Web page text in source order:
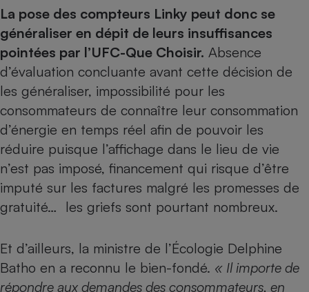
La pose des compteurs Linky peut donc se
généraliser en dépit de leurs insuffisances
pointées par l’UFC-Que Choisir. Absence
d’évaluation concluante avant cette décision de
les généraliser, impossibilité pour les
consommateurs de connaître leur consommation
d’énergie en temps réel afin de pouvoir les
réduire puisque l’affichage dans le lieu de vie
n’est pas imposé, financement qui risque d’être
imputé sur les factures malgré les promesses de
gratuité… les griefs sont pourtant nombreux.
Et d’ailleurs, la ministre de l’Écologie Delphine
Batho en a reconnu le bien-fondé. « Il importe de
répondre aux demandes des consommateurs, en
Banque
Lave-linge
Plaque de cuisson à
induction
Téléviseur
Téléphone mobile -
Radiateur électrique
Climatiseur -
Ventilateur
Antimoustique